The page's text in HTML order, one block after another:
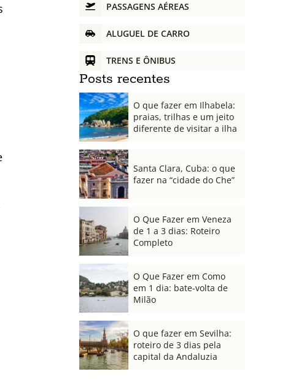
PASSAGENS AÉREAS
ALUGUEL DE CARRO
TRENS E ÔNIBUS
Posts recentes
O que fazer em Ilhabela:
praias, trilhas e um jeito
diferente de visitar a ilha
Santa Clara, Cuba: o que
fazer na “cidade do Che”
O Que Fazer em Veneza
de 1 a 3 dias: Roteiro
Completo
O Que Fazer em Como
em 1 dia: bate-volta de
Milão
O que fazer em Sevilha:
roteiro de 3 dias pela
capital da Andaluzia